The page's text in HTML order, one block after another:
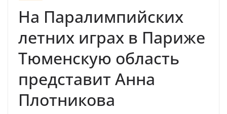
На Паралимпийских
летних играх в Париже
Тюменскую область
представит Анна
Плотникова